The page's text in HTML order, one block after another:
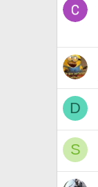
D
S